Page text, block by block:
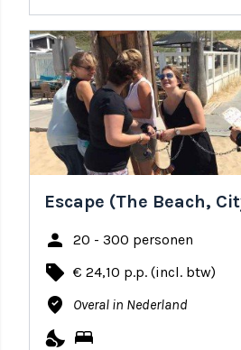
Escape (The Beach,
person 20 - 300 personen
local_offer € 24,10 p.p. (incl. btw)
where_to_vote Overal in Nederland
nights_stay bed